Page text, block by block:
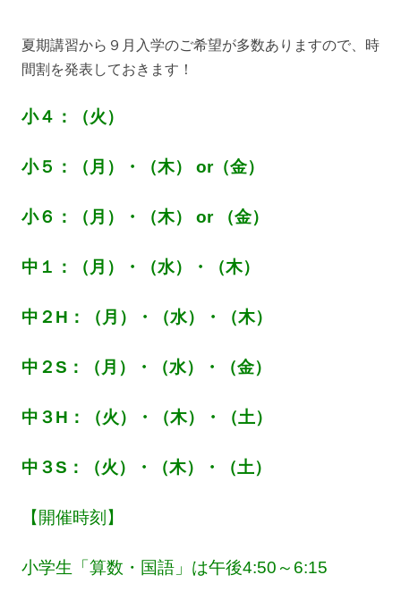
夏期講習から９月入学のご希望が多数ありますので、時
間割を発表しておきます！
小４：（火）
小５：（月）・（木） or（金）
小６：（月）・（木） or （金）
中１：（月）・（水）・（木）
中２H：（月）・（水）・（木）
中２S：（月）・（水）・（金）
中３H：（火）・（木）・（土）
中３S：（火）・（木）・（土）
【開催時刻】
小学生「算数・国語」 は午後4:50～6:15